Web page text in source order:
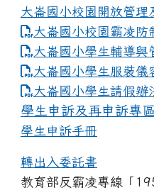
大崙國小校園開放管理
大崙國小校園霸凌防
大崙國小學生輔導與
大崙國小學生服裝儀
link to https://
大崙國小學生請假辦
學生申訴及再申訴專區
學生申訴手冊
轉出入委託書
教育部反霸凌專線「